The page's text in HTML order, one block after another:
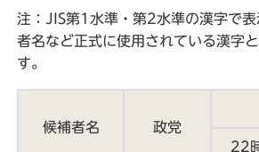
注：JIS第1水準・第2水準の漢字で
者名など正式に使用されている漢字
す。
候補者名 政党
22